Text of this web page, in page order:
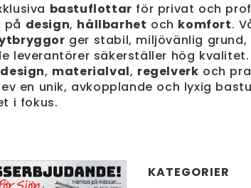
bastuflottar för privat och
på design, hållbarhet och komfort.
ger stabil, miljövänlig grund,
leverantörer säkerställer hög
design, materialval, regelverk och
en unik, avkopplande och lyxig
i fokus.
KATEGORIER